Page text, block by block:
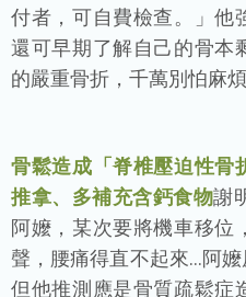
付者，可自費檢查。」他
還可早期了解自己的骨本
的嚴重骨折，千萬別怕麻
骨鬆造成「脊椎壓迫性骨
推拿、多補充含鈣食物謝
阿嬤，某次要將機車移位
聲，腰痛得直不起來...阿
但他推測應是骨質疏鬆症